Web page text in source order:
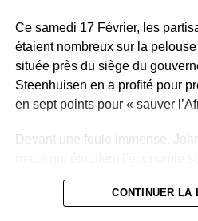
Ce samedi 17 Février, les
étaient nombreux sur la
située près du siège du
Steenhuisen en a profité pour
en sept points pour « sauver
Devant une foule immense,
provoqué une crise sociale. Il a
son parti Alliance démocratique
CONTINUER LA